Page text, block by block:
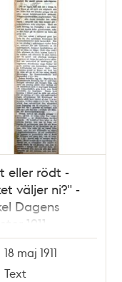
eller rödt -
väljer ni?" -
Dagens
1911
18 maj 1911
Text